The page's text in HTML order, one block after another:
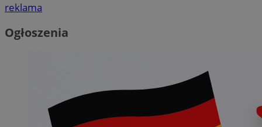
reklama
Ogłoszenia